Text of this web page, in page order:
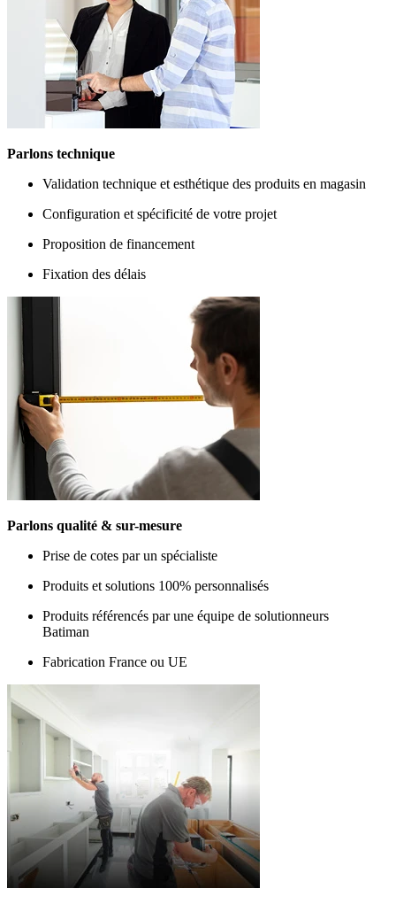
Parlons technique
Validation technique et esthétique des produits en magasin
Configuration et spécificité de votre projet
Proposition de financement
Fixation des délais
Parlons qualité & sur-mesure
Prise de cotes par un spécialiste
Produits et solutions 100% personnalisés
Produits référencés par une équipe de solutionneurs
Batiman
Fabrication France ou UE